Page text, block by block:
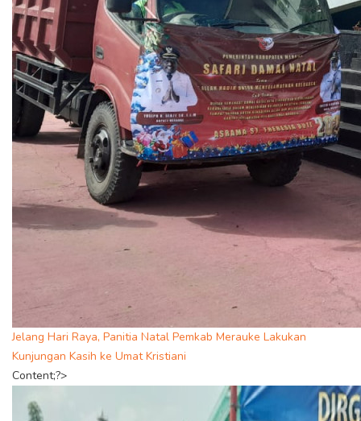
Jelang Hari Raya, Panitia Natal Pemkab Merauke Lakukan
Kunjungan Kasih ke Umat Kristiani
Content;?>